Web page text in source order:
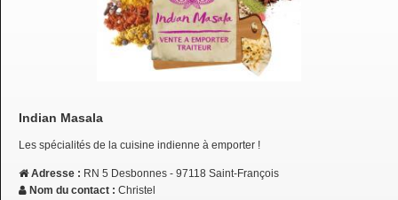
Indian Masala
Les spécialités de la cuisine indienne à emporter !
Adresse : RN 5 Desbonnes - 97118 Saint-François
Nom du contact : Christel